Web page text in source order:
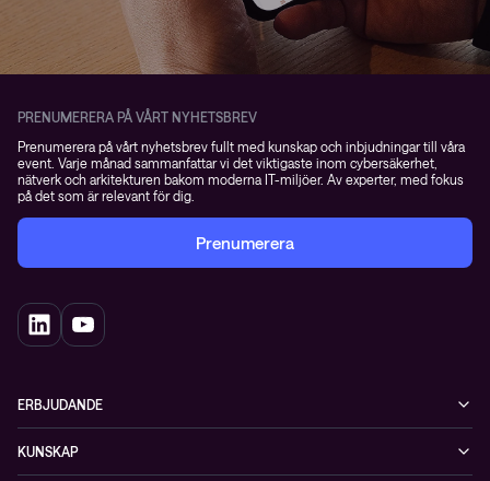
PRENUMERERA PÅ VÅRT NYHETSBREV
Prenumerera på vårt nyhetsbrev fullt med kunskap och inbjudningar till våra
event. Varje månad sammanfattar vi det viktigaste inom cybersäkerhet,
nätverk och arkitekturen bakom moderna IT-miljöer. Av experter, med fokus
på det som är relevant för dig.
Prenumerera
ERBJUDANDE
Datacenter & moln
KUNSKAP